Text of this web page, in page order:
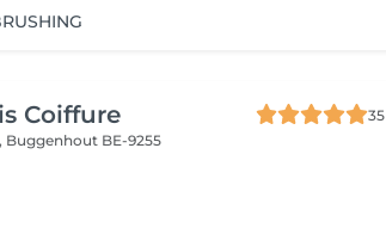
Coiffure
35
Buggenhout BE-9255